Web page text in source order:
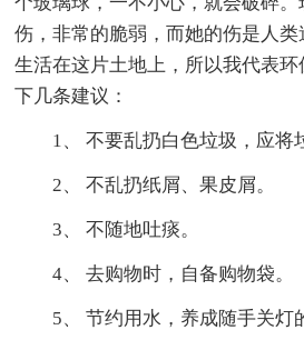
伤，非常的脆弱，而她的伤是人
生活在这片土地上，所以我代表
下几条建议：
1、 不要乱扔白色垃圾，应将
2、 不乱扔纸屑、果皮屑。
3、 不随地吐痰。
4、 去购物时，自备购物袋。
5、 节约用水，养成随手关灯